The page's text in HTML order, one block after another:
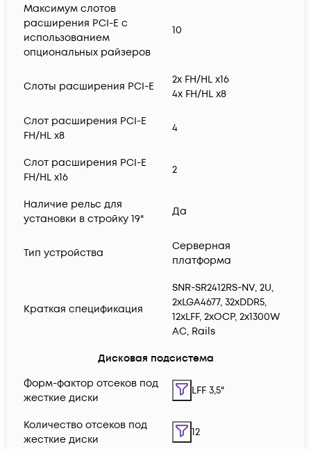
Максимум слотов
расширения PCI-E с
использованием
опциональных райзеров
10
Слоты расширения PCI-E
2x FH/HL x16
4x FH/HL x8
Слот расширения PCI-E
FH/HL x8
4
Слот расширения PCI-E
FH/HL x16
2
Наличие рельс для
установки в стройку 19"
Да
Тип устройства
Серверная
платформа
Краткая спецификация
SNR-SR2412RS-NV, 2U,
2xLGA4677, 32xDDR5,
12xLFF, 2xOCP, 2x1300W
AC, Rails
Дисковая подсистема
Форм-фактор отсеков под
жесткие диски
LFF 3,5"
Количество отсеков под
жесткие диски
12